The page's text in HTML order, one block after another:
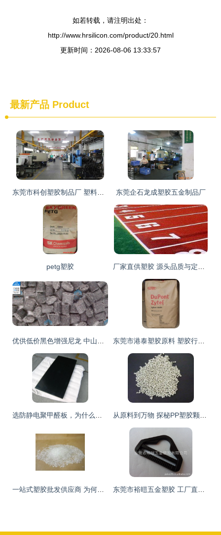
如若转载，请注明出处：
http://www.hrsilicon.com/product/20.html
更新时间：2026-08-06 13:33:57
最新产品 Product
东莞企石龙成塑胶五金制品厂
petg塑胶